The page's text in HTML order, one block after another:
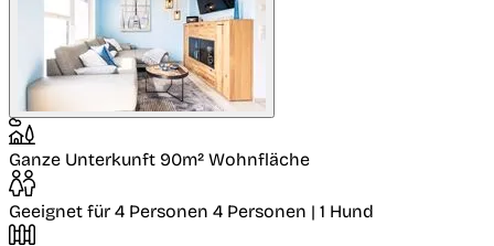
Ganze Unterkunft 90m² Wohnfläche
Geeignet für 4 Personen 4 Personen | 1 Hund